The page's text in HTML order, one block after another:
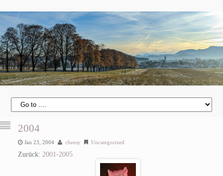
2004
Jan 23, 2004 cheesy Uncategorized
Zurück: 2001-2005